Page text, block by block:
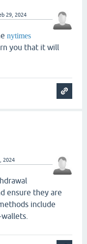
29, 2024
nytimes
you that it will
2024
ensure they are
include